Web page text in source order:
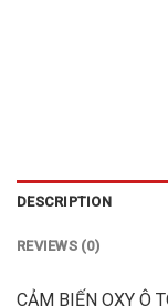
DESCRIPTION
REVIEWS (0)
CẢM BIẾN OXY Ô